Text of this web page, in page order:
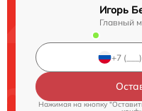
Игорь
Главный
Нажимая на кнопку